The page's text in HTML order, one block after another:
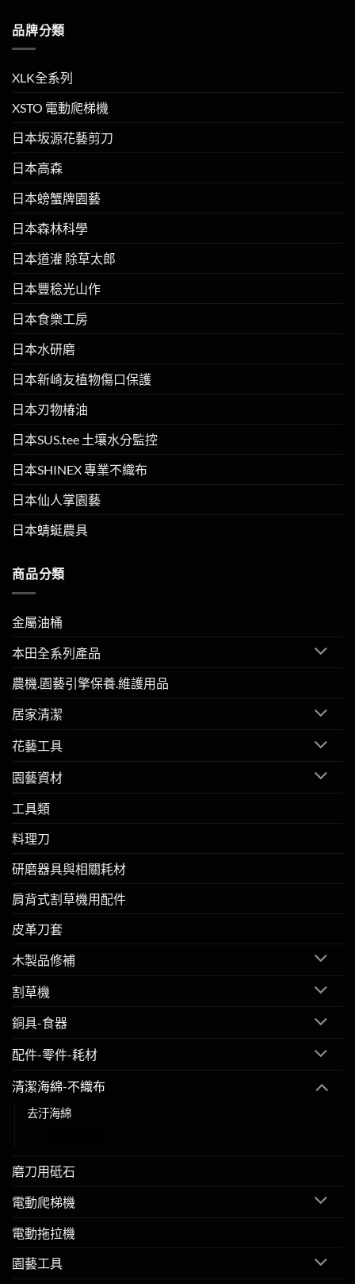
品牌分類
XLK全系列
XSTO 電動爬梯機
日本坂源花藝剪刀
日本高森
日本螃蟹牌園藝
日本森林科學
日本道灌 除草太郎
日本豐稔光山作
日本食樂工房
日本水研磨
日本新崎友植物傷口保護
日本刃物椿油
日本SUS.tee 土壤水分監控
日本SHINEX 專業不織布
日本仙人掌園藝
日本蜻蜓農具
商品分類
金屬油桶
本田全系列產品
農機.園藝引擎保養.維護用品
居家清潔
花藝工具
園藝資材
工具類
料理刀
研磨器具與相關耗材
肩背式割草機用配件
皮革刀套
木製品修補
割草機
銅具-食器
配件-零件-耗材
清潔海綿-不織布
去汙海綿
磨刀用砥石
電動爬梯機
電動拖拉機
園藝工具